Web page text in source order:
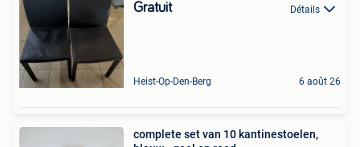
Gratuit Détails
Heist-Op-Den-Berg 6 août 26
complete set van 10 kantinestoelen,